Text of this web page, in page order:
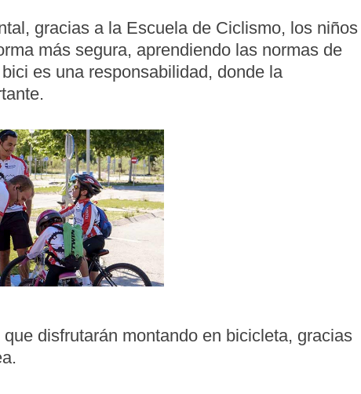
gracias a la Escuela de Ciclismo, los niños
más segura, aprendiendo las normas de
es una responsabilidad, donde la
disfrutarán montando en bicicleta, gracias